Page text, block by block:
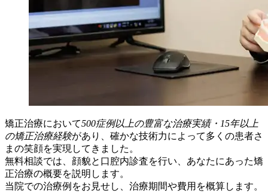
矯正治療において500症例以上の豊富な治療実績・15年以上
の矯正治療経験があり、確かな技術力によって多くの患者さ
まの笑顔を実現してきました。
無料相談では、顔貌と口腔内診査を行い、あなたにあった矯
正治療の概要を説明します。
当院での治療例をお見せし、治療期間や費用を概算します。